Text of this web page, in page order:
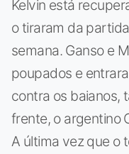
Kelvin está
o tiraram da
semana. Ganso e
poupados e
contra os baianos,
frente, o argentino
A última vez que o